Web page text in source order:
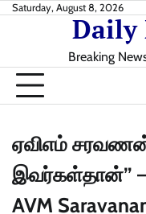
SkipSaturday, August 8, 2026
Daily
Breaking
ஏவிஎம்
இவர்கள்தான்” –
AVM